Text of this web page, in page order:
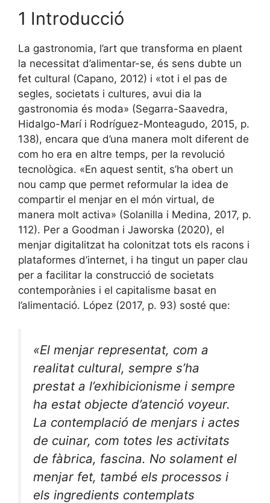
1 Introducció
La gastronomia, l’art que transforma en plaent
la necessitat d’alimentar-se, és sens dubte un
fet cultural (Capano, 2012) i «tot i el pas de
segles, societats i cultures, avui dia la
gastronomia és moda» (Segarra-Saavedra,
Hidalgo-Marí i Rodríguez-Monteagudo, 2015, p.
138), encara que d’una manera molt diferent de
com ho era en altre temps, per la revolució
tecnològica. «En aquest sentit, s’ha obert un
nou camp que permet reformular la idea de
compartir el menjar en el món virtual, de
manera molt activa» (Solanilla i Medina, 2017, p.
112). Per a Goodman i Jaworska (2020), el
menjar digitalitzat ha colonitzat tots els racons i
plataformes d’internet, i ha tingut un paper clau
per a facilitar la construcció de societats
contemporànies i el capitalisme basat en
l’alimentació. López (2017, p. 93) sosté que:
«El menjar representat, com a
realitat cultural, sempre s’ha
prestat a l’exhibicionisme i sempre
ha estat objecte d’atenció voyeur.
La contemplació de menjars i actes
de cuinar, com totes les activitats
de fàbrica, fascina. No solament el
menjar fet, també els processos i
els ingredients contemplats